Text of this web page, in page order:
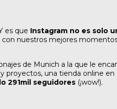
es que Instagram no es solo
nuestros mejores
de Munich a la que le
proyectos, una tienda online
291mil seguidores (¡wow!).